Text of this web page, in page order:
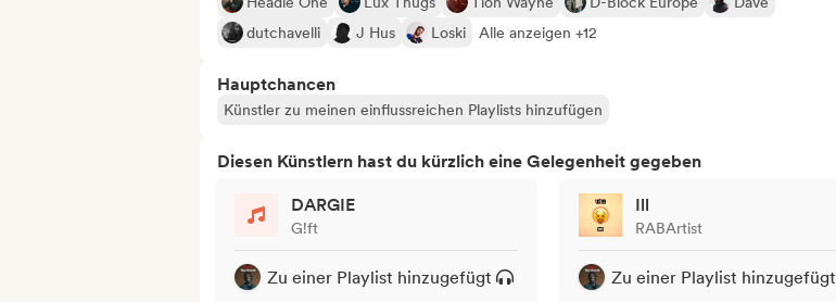
dutchavelli
J Hus Loski Alle anzeigen +12
Hauptchancen
Künstler zu meinen einflussreichen Playlists hinzufügen
Diesen Künstlern hast du kürzlich eine Gelegenheit gegeben
DARGIE
G!ft
Zu einer Playlist hinzugefügt
Ill
RABArtist
Zu einer Playlist hinzugefügt